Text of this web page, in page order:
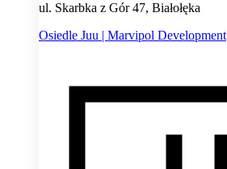
ul. Skarbka z Gór 47, Białołęka
Osiedle Juu | Marvipol Development